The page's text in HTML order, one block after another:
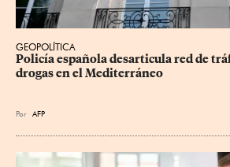
GEOPOLÍTICA
Policía española desarticula red de
drogas en el Mediterráneo
Por AFP